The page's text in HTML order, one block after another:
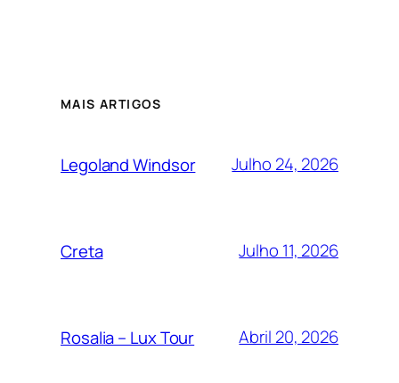
MAIS ARTIGOS
Legoland Windsor Julho 24, 2026
Creta Julho 11, 2026
Rosalia – Lux Tour Abril 20, 2026